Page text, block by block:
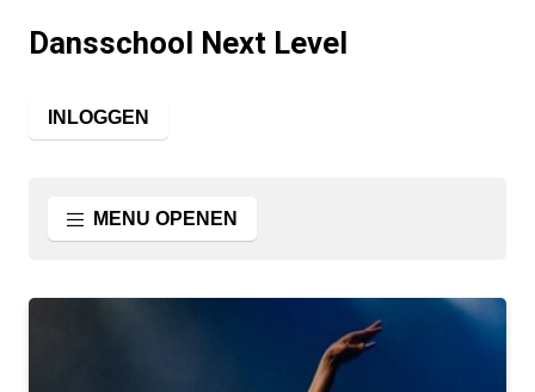
Dansschool Next Level
INLOGGEN
MENU OPENEN